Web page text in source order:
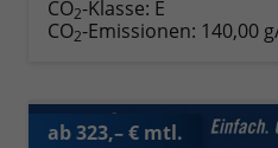
CO2-Klasse: E
CO2-Emissionen: 140,00
ab 323,– € mtl.